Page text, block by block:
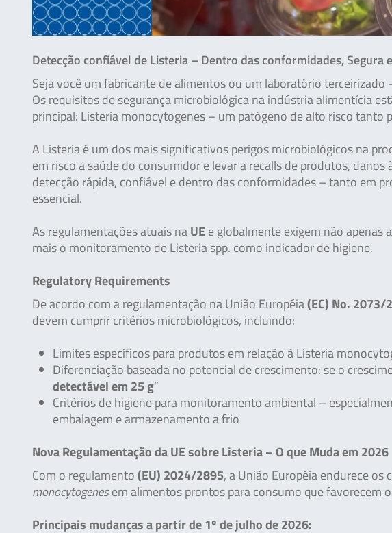
Detecção confiável de Listeria – Dentro das conformidades, Segura
Seja você um fabricante de alimentos ou um laboratório terceirizado
Os requisitos de segurança microbiológica na indústria alimentícia
principal: Listeria monocytogenes – um patógeno de alto risco tanto
A Listeria é um dos mais significativos perigos microbiológicos na
em risco a saúde do consumidor e levar a recalls de produtos, danos
detecção rápida, confiável e dentro das conformidades – tanto em
essencial.
As regulamentações atuais naUEe globalmente exigem não apenas
mais o monitoramento de Listeria spp. como indicador de higiene.
Regulatory Requirements
De acordo com a regulamentação na União Européia(EC) No. 2073/
devem cumprir critérios microbiológicos, incluindo:
Limites específicos para produtos em relação à Listeria
Diferenciação baseada no potencial de crescimento: se o
detectável em 25 g”
Critérios de higiene para monitoramento ambiental –
embalagem e armazenamento a frio
Nova Regulamentação da UE sobre Listeria – O que Muda em 2026
Com o regulamento(EU) 2024/2895, a União Européia endurece
monocytogenesem alimentos prontos para consumo que favorecem
Principais mudanças a partir de 1º de julho de 2026: